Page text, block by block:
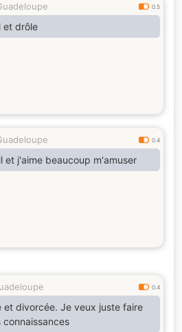
0.5
et drôle
0.4
et j'aime beaucoup m'amuser
0.4
et divorcée. Je veux juste faire
connaissances